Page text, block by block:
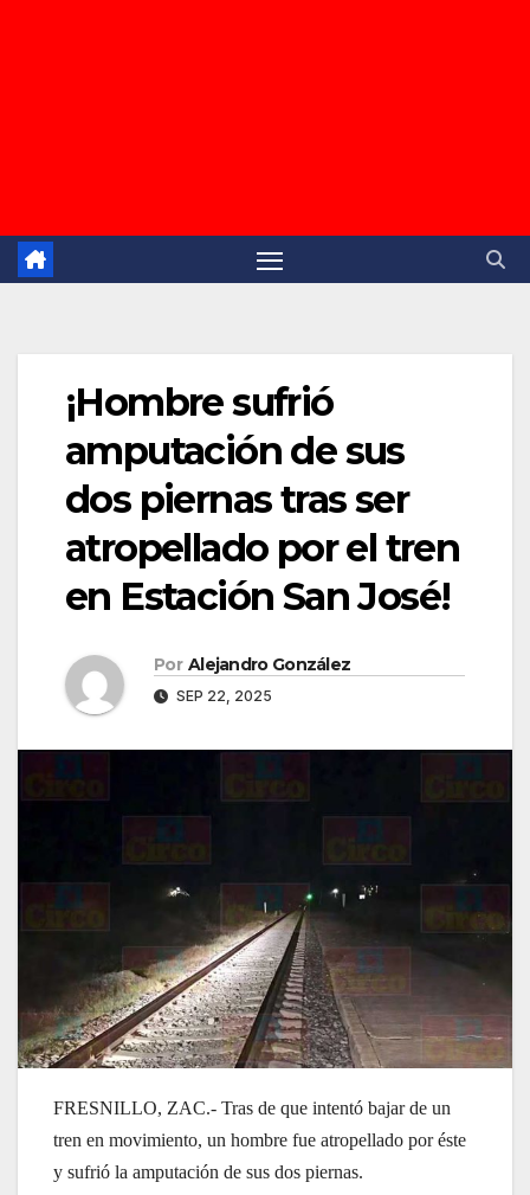
¡Hombre sufrió
amputación de sus
dos piernas tras ser
atropellado por el tren
en Estación San José!
Por Alejandro González
SEP 22, 2025
FRESNILLO, ZAC.- Tras de que intentó bajar de un
tren en movimiento, un hombre fue atropellado por éste
y sufrió la amputación de sus dos piernas.